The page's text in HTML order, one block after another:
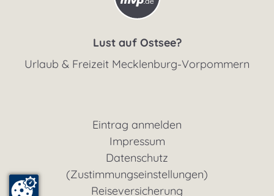
Lust auf Ostsee?
Urlaub & Freizeit Mecklenburg-Vorpommern
Eintrag anmelden
Impressum
Datenschutz
(Zustimmungseinstellungen)
Reiseversicherung